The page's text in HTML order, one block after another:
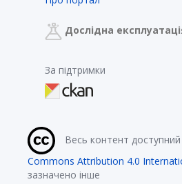
Дослідна
За підтримки
Весь контент доступний
Commons Attribution 4.0
зазначено інше